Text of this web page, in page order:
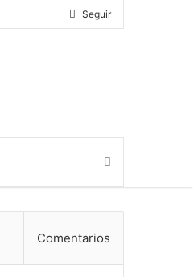
Seguir
Comentarios